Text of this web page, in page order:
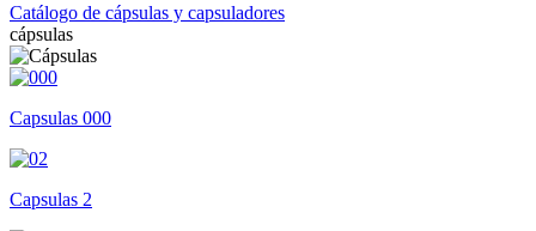
Catálogo de cápsulas y capsuladores
cápsulas
Capsulas 000
Capsulas 2